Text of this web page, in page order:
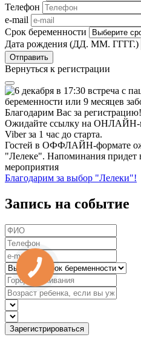
Телефон
e-mail
Срок беременности
Дата рождения (ДД. ММ. ГГГГ.)
Вернуться к регистрации
Благодарим Вас за регистрацию!
Ожидайте ссылку на ОНЛАЙН-
Viber за 1 час до старта.
Гостей в ОФФЛАЙН-формате
"Лелеке". Напоминания придет
мероприятия
Благодарим за выбор "Лелеки"!
Запись на событие